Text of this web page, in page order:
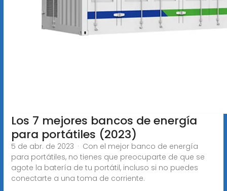
Los 7 mejores bancos de energía
para portátiles (2023)
5 de abr. de 2023 · Con el mejor banco de energía
para portátiles, no tienes que preocuparte de que se
agote la batería de tu portátil, incluso si no puedes
conectarte a una toma de corriente.